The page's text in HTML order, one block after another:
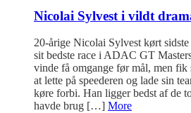
Nicolai Sylvest i vildt
20-årige Nicolai Sylvest kørt
sit bedste race i ADAC GT
vinde få omgange før mål, men fik
at lette på speederen og lade sin
køre forbi. Han ligger bedst af de
havde brug […] More